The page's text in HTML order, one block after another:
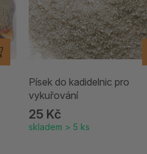
Písek do kadidelnic pro
vykuřování
25 Kč
skladem > 5 ks